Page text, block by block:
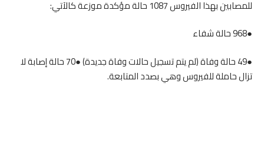
للمصابين بهذا الفيروس 1087 حالة مؤكدة موزعة كالآتي:
●49 حالة وفاة (لم يتم تسجيل حالات وفاة جديدة) ●70 حالة إصابة لا
تزال حاملة للفيروس وهي بصدد المتابعة.